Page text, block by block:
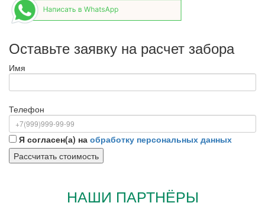
Оставьте заявку на расчет забора
Имя
Телефон
Я согласен(а) на обработку персональных данных
НАШИ ПАРТНЁРЫ